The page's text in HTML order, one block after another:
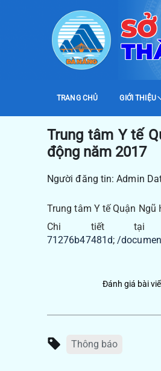
TRANG CHỦ GIỚI THIỆU
Trung tâm Y tế
động năm 2017
Người đăng tin: Admin
Trung tâm Y tế Quận
Chi tiết
71276b47481d;/
Đánh giá bài
Thông báo